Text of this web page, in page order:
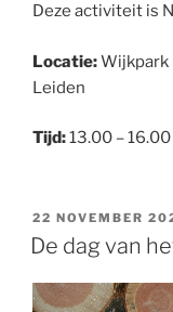
Deze activiteit is
Locatie:Wijkpark
Leiden
Tijd:13.00 –
GEPLAATST
OP
22 NOVEMBER
De dag van